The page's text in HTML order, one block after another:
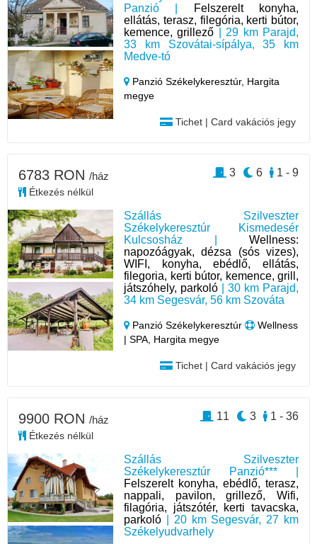
Panzió |
Felszerelt konyha,
ellátás, terasz, filegória, kerti bútor,
kemence, grillező | 29 km Parajd,
33 km Szovátai-sípálya, 35 km
Medve-tó
Panzió Székelykeresztúr, Hargita
megye
Tichet | Card vakációs jegy
Szállás Szilveszter
Székelykeresztúr Kismedesér
Kulcsosház | Wellness:
napozóágyak, dézsa (sós vizes),
WIFI, konyha, ebédlő, ellátás,
filegoria, kerti bútor, kemence, grill,
játszóhely, parkoló | 30 km Parajd,
34 km Segesvár, 56 km Szováta
Panzió Székelykeresztúr
Wellness
| SPA, Hargita megye
Tichet | Card vakációs jegy
6783 RON /ház
Étkezés nélkül
1 - 9
6
3
Szállás Szilveszter
Székelykeresztúr Panzió*** |
Felszerelt konyha, ebédlő, terasz,
nappali, pavilon, grillező, Wifi,
filagória, játszótér, kerti tavacska,
parkoló | 20 km Segesvár, 27 km
Székelyudvarhely
9900 RON /ház
Étkezés nélkül
1 - 36
3
11